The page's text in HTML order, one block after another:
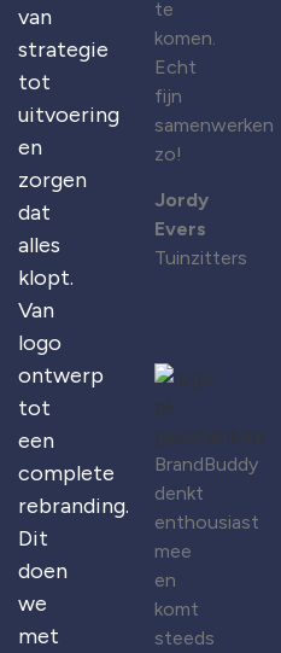
van
strategie
tot
uitvoering
en
zorgen
dat
alles
klopt.
Van
logo
ontwerp
tot
een
complete
rebranding.
Dit
doen
we
met
te
komen.
Echt
fijn
samenwerken
zo!
Jordy
Evers
Tuinzitters
BrandBuddy
denkt
enthousiast
mee
en
komt
steeds